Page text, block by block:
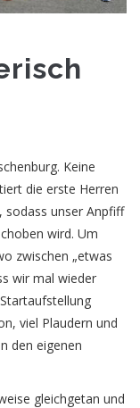
Keine
die erste Herren
sodass unser Anpfiff
wird. Um
zwischen „etwas
wir mal wieder
viel Plaudern und
den eigenen
gleichgetan und